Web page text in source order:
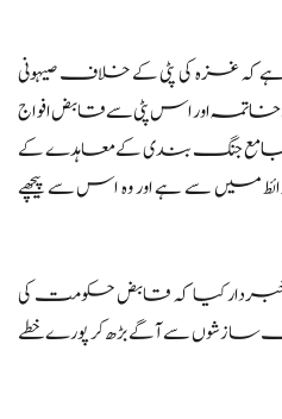
غزہ کی پٹی کے خلاف صیہونی
اور اس پٹی سے قابض افواج
جامع جنگ بندی کے معاہدے کے
میں سے ہے اور وہ اس سے پیچھے
کیا کہ قابض حکومت کی
سازشوں سے آگے بڑھ کر پورے خطے